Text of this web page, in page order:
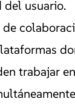
usuario.
trabajar